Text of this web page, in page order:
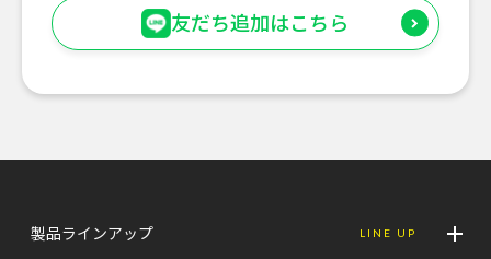
友だち追加はこちら
製品ラインアップ LINE UP